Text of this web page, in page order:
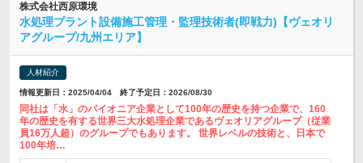
株式会社西原環境
水処理プラント設備施工管理・監理技術者(即戦力)【ヴェオリ
アグループ/九州エリア】
人材紹介
情報更新日：2025/04/04 終了予定日：2026/08/30
同社は「水」のパイオニア企業として100年の歴史を持つ企業で、160
年の歴史を有する世界三大水処理企業であるヴェオリアグループ（従業
員16万人超）のグループでもあります。 世界レベルの技術と、日本で
100年培…